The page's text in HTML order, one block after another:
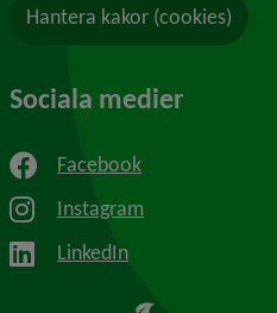
Hantera kakor (cookies)
Sociala medier
Facebook
Instagram
LinkedIn